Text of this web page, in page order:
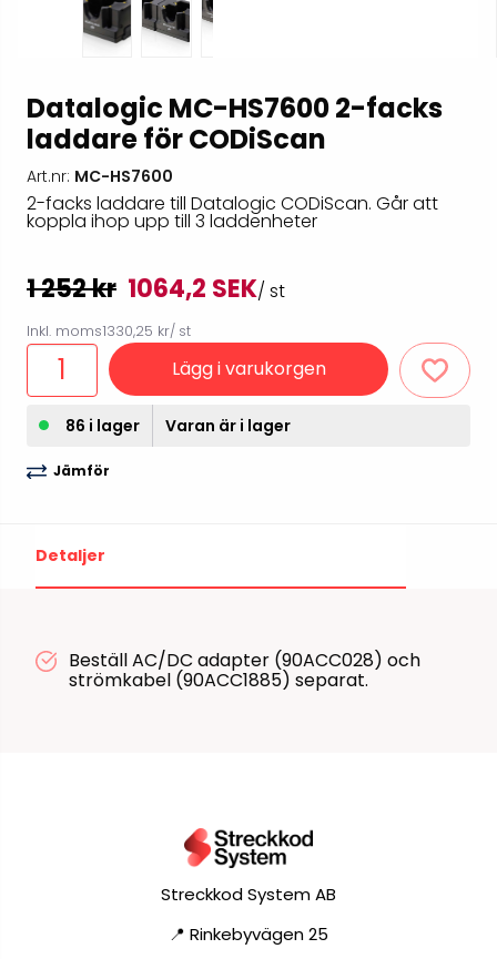
Datalogic MC-HS7600 2-facks
laddare för CODiScan
Art.nr: MC-HS7600
2-facks laddare till Datalogic CODiScan. Går att
koppla ihop upp till 3 laddenheter
1 252 kr 1064,2 SEK/ st
Inkl. moms1330,25 kr/ st
Lägg i varukorgen
86 i lager Varan är i lager
Jämför
Detaljer
Beställ AC/DC adapter (90ACC028) och
strömkabel (90ACC1885) separat.
Streckkod System AB
📍 Rinkebyvägen 25